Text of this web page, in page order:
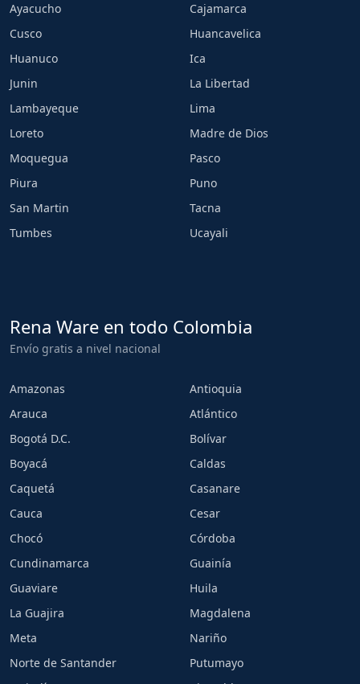
Ayacucho
Cajamarca
Cusco
Huancavelica
Huanuco
Ica
Junin
La Libertad
Lambayeque
Lima
Loreto
Madre de Dios
Moquegua
Pasco
Piura
Puno
San Martin
Tacna
Tumbes
Ucayali
Rena Ware en todo Colombia
Envío gratis a nivel nacional
Amazonas
Antioquia
Arauca
Atlántico
Bogotá D.C.
Bolívar
Boyacá
Caldas
Caquetá
Casanare
Cauca
Cesar
Chocó
Córdoba
Cundinamarca
Guainía
Guaviare
Huila
La Guajira
Magdalena
Meta
Nariño
Norte de Santander
Putumayo